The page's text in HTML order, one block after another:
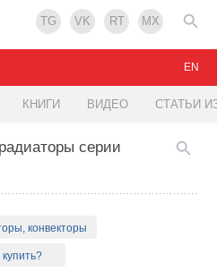
TG VK RT MX
КНИГИ ВИДЕО СТАТЬИ
EN
серии
конвекторы
купить?